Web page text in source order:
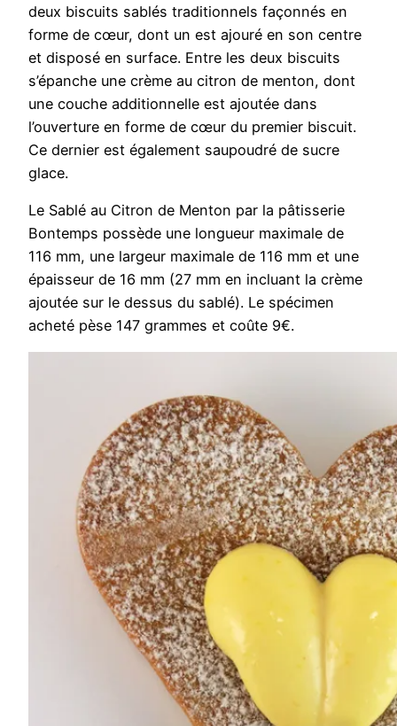
deux biscuits sablés traditionnels façonnés en
forme de cœur, dont un est ajouré en son centre
et disposé en surface. Entre les deux biscuits
s’épanche une crème au citron de menton, dont
une couche additionnelle est ajoutée dans
l’ouverture en forme de cœur du premier biscuit.
Ce dernier est également saupoudré de sucre
glace.
Le Sablé au Citron de Menton par la pâtisserie
Bontemps possède une longueur maximale de
116 mm, une largeur maximale de 116 mm et une
épaisseur de 16 mm (27 mm en incluant la crème
ajoutée sur le dessus du sablé). Le spécimen
acheté pèse 147 grammes et coûte 9€.